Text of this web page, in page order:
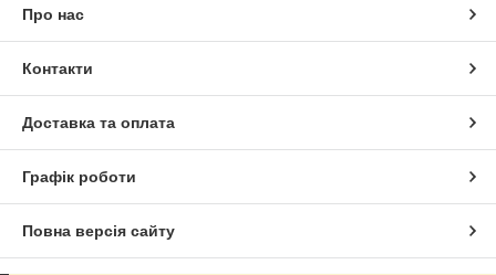
Про нас
Контакти
Доставка та оплата
Графік роботи
Повна версія сайту